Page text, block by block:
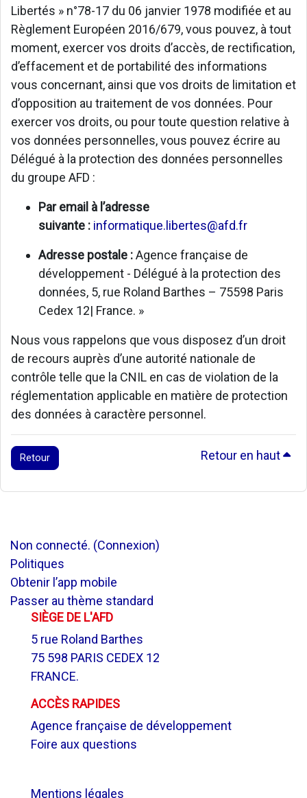
Libertés » n°78-17 du 06 janvier 1978 modifiée et au
Règlement Européen 2016/679, vous pouvez, à tout
moment, exercer vos droits d’accès, de rectification,
d’effacement et de portabilité des informations
vous concernant, ainsi que vos droits de limitation et
d’opposition au traitement de vos données. Pour
exercer vos droits, ou pour toute question relative à
vos données personnelles, vous pouvez écrire au
Délégué à la protection des données personnelles
du groupe AFD :
Par email à l’adresse
suivante : informatique.libertes@afd.fr
Adresse postale :Agence française de
développement - Délégué à la protection des
données, 5, rue Roland Barthes – 75598 Paris
Cedex 12| France. »
Nous vous rappelons que vous disposez d’un droit
de recours auprès d’une autorité nationale de
contrôle telle que la CNIL en cas de violation de la
réglementation applicable en matière de protection
des données à caractère personnel.
Retour Retour en haut
Non connecté. (Connexion)
Politiques
Obtenir l’app mobile
Passer au thème standard
SIÈGE DE L'AFD
5 rue Roland Barthes
75 598 PARIS CEDEX 12
FRANCE.
ACCÈS RAPIDES
Agence française de développement
Foire aux questions
Mentions légales